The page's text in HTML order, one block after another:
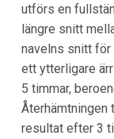
utförs en
längre snitt
navelns snitt för
ett ytterligare
5 timmar,
Återhämtningen
resultat efter 3